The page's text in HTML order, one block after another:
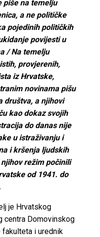
piše na temelju
a ne političke
pojedinih političkih
povijesti u
/ Na temelju
provjerenih,
iz Hrvatske,
novinama pišu
društva, a njihovi
kao dokaz svojih
do danas nije
u istraživanju i
i kršenja ljudskih
režim počinili
od 1941. do
je Hrvatskog
centra Domovinskog
fakulteta i urednik